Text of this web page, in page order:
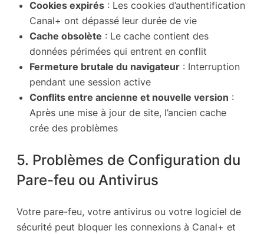
Cookies expirés : Les cookies d’authentification
Canal+ ont dépassé leur durée de vie
Cache obsolète : Le cache contient des
données périmées qui entrent en conflit
Fermeture brutale du navigateur : Interruption
pendant une session active
Conflits entre ancienne et nouvelle version :
Après une mise à jour de site, l’ancien cache
crée des problèmes
5. Problèmes de Configuration du
Pare-feu ou Antivirus
Votre pare-feu, votre antivirus ou votre logiciel de
sécurité peut bloquer les connexions à Canal+ et